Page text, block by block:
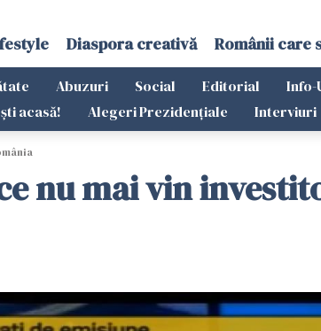
Diaspora creativă Românii care
Abuzuri Social Editorial Info-
acasă! Alegeri Prezidențiale Interviuri
nu mai vin